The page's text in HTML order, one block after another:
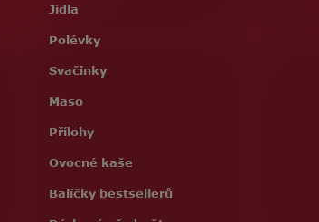
Jídla
Polévky
Svačinky
Maso
Přílohy
Ovocné kaše
Balíčky bestsellerů